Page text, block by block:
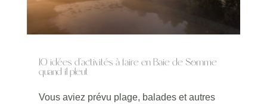
10 idées d’activités à faire en Baie de Somme
quand il pleut
Vous aviez prévu plage, balades et autres